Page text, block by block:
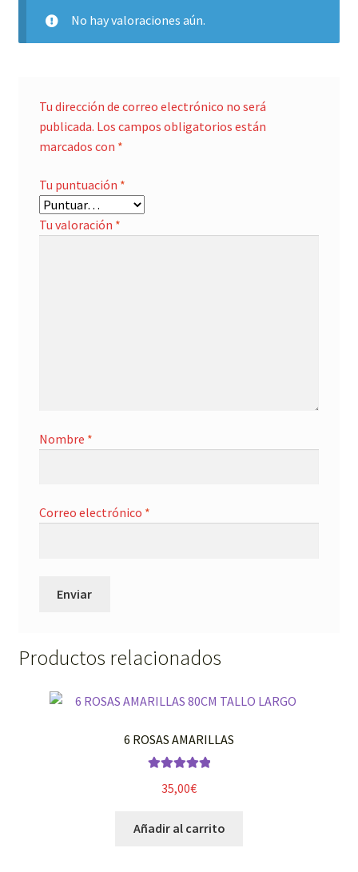
No hay valoraciones aún.
Tu dirección de correo electrónico no será
publicada. Los campos obligatorios están
marcados con *
Tu puntuación *
Tu valoración *
Nombre *
Correo electrónico *
Productos relacionados
6 ROSAS AMARILLAS
5.00
35,00€
Añadir al carrito